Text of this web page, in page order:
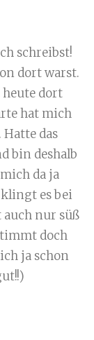
schreibst!
dort warst.
dort
hat mich
das
bin deshalb
da ja
es bei
auch nur süß
doch
ja schon